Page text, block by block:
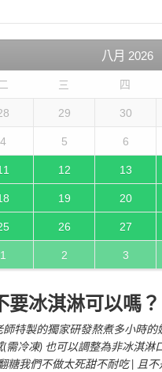
八月 2026
二 三 四
29 30
4 5 6
12 13
19 20
26 27
1 2 3
要冰淇淋可以嗎？
師特製的獨家研發熬煮多小時
需冷凍) 也可以調整為非冰淇淋
糖我們不做太死甜不耐吃 | 且